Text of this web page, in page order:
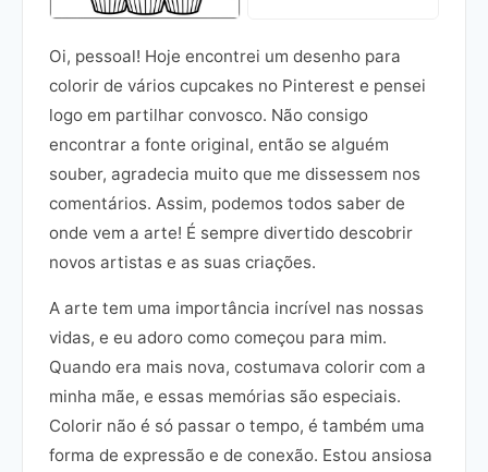
Oi, pessoal! Hoje encontrei um desenho para
colorir de vários cupcakes no Pinterest e pensei
logo em partilhar convosco. Não consigo
encontrar a fonte original, então se alguém
souber, agradecia muito que me dissessem nos
comentários. Assim, podemos todos saber de
onde vem a arte! É sempre divertido descobrir
novos artistas e as suas criações.
A arte tem uma importância incrível nas nossas
vidas, e eu adoro como começou para mim.
Quando era mais nova, costumava colorir com a
minha mãe, e essas memórias são especiais.
Colorir não é só passar o tempo, é também uma
forma de expressão e de conexão. Estou ansiosa